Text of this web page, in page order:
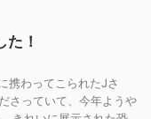
！
携わってこられたJさ
さっていて、今年ようや